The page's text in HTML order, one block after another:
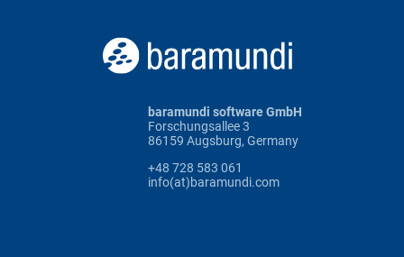
baramundi software GmbH
Forschungsallee 3
86159 Augsburg, Germany
+48 728 583 061
info(at)baramundi.com